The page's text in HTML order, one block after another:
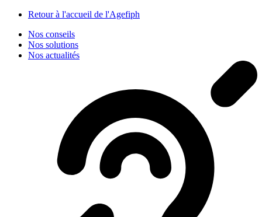
Retour à l'accueil de l'Agefiph
Nos conseils
Nos solutions
Nos actualités